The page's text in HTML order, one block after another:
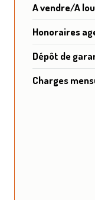
A vendre/A
Honoraires
Dépôt de
Charges